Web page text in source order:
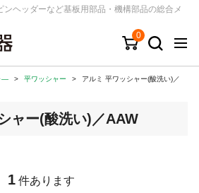
ンヘッダーなど基板用部品・機構部品の総合メ
0
― > 平ワッシャー >
アルミ 平ワッシャー(酸洗い)／
ャー(酸洗い)／AAW
1 件あります